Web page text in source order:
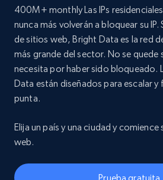
400M+ monthly Las IPs
nunca más volverán a bloquear su
de sitios web, Bright Data es la red
más grande del sector. No se quede
necesita por haber sido bloqueado.
Data están diseñados para escalar y
punta.
Elija un país y una ciudad y comience
web.